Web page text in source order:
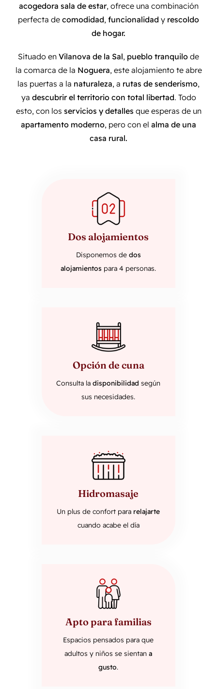
acogedora sala de estar, ofrece una combinación
perfecta de comodidad, funcionalidad y rescoldo
de hogar.
Situado en Vilanova de la Sal, pueblo tranquilo de
la comarca de la Noguera, este alojamiento te abre
las puertas a la naturaleza, a rutas de senderismo,
ya descubrir el territorio con total libertad. Todo
esto, con los servicios y detalles que esperas de un
apartamento moderno, pero con el alma de una
casa rural.
Dos alojamientos
Disponemos de dos
alojamientos para 4 personas.
Opción de cuna
Consulta ladisponibilidadsegún
sus necesidades.
Hidromasaje
Un plus de confort para relajarte
cuando acabe el día
Apto para familias
Espacios pensados ​​para que
adultos y niños se sientana
gusto.